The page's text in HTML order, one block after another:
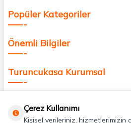
Popüler Kategoriler
Önemli Bilgiler
Turuncukasa Kurumsal
Çerez Kullanımı
Kişisel verileriniz, hizmetlerimizin